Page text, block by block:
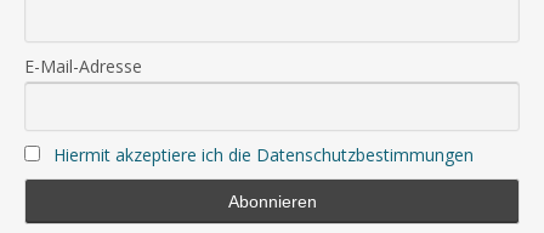
E-Mail-Adresse
Hiermit akzeptiere ich die Datenschutzbestimmungen